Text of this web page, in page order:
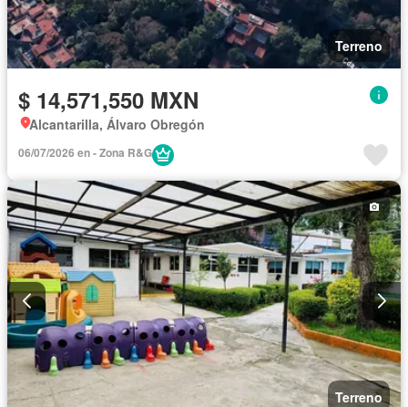
Terreno
$ 14,571,550 MXN
Alcantarilla, Álvaro Obregón
06/07/2026 en - Zona R&G
Terreno